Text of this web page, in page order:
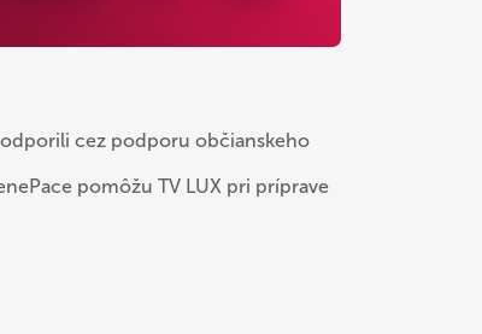
cez podporu občianskeho
pomôžu TV LUX pri príprave